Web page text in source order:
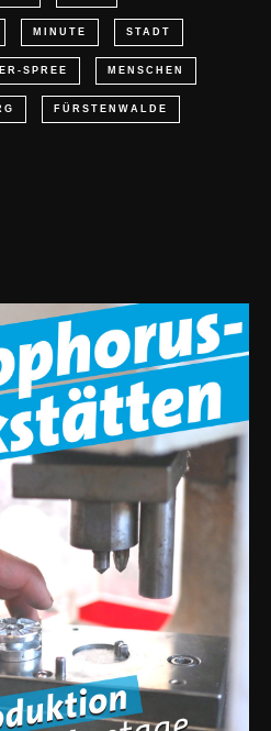
MINUTE STADT
SPREE MENSCHEN
FÜRSTENWALDE